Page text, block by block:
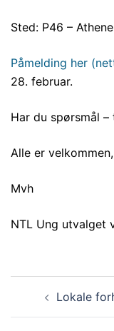
Sted: P46 –
Påmelding her
28. februar.
Har du spørsmål
Alle er
Mvh
NTL Ung utvalget
Lokale